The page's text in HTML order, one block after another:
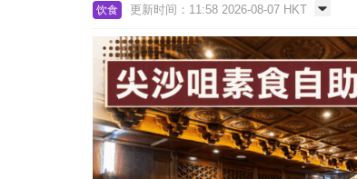
饮食 更新时间：11:58 2026-08-07 HKT